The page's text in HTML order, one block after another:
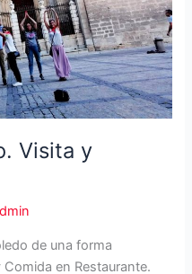
Visita y
de una forma
en Restaurante.